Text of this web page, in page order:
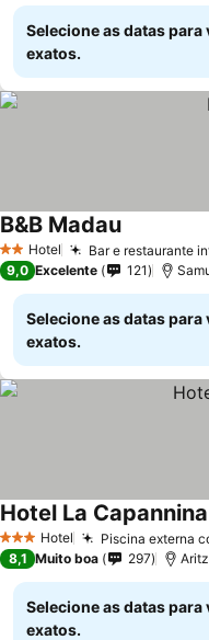
Selecione as datas para
exatos.
2 Estrelas
Hotel Bar e restaurante
B&B Madau
9,0 Excelente 121
Selecione as datas para
exatos.
3 EstrelasHotel Piscina externa
Hotel La Capannina
8,1 Muito boa 297
Selecione as datas para
exatos.